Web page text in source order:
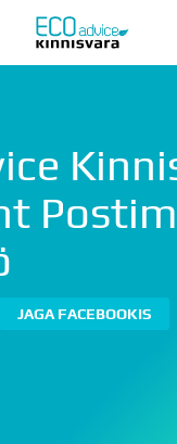
Uusarendused
Tutvustus
Uudised
JAGA FACEBOOKIS